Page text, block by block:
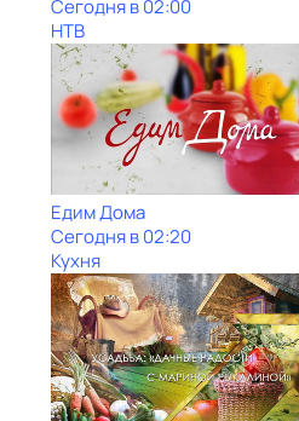
Сегодня в 02:00
НТВ
Едим Дома
Сегодня в 02:20
Кухня